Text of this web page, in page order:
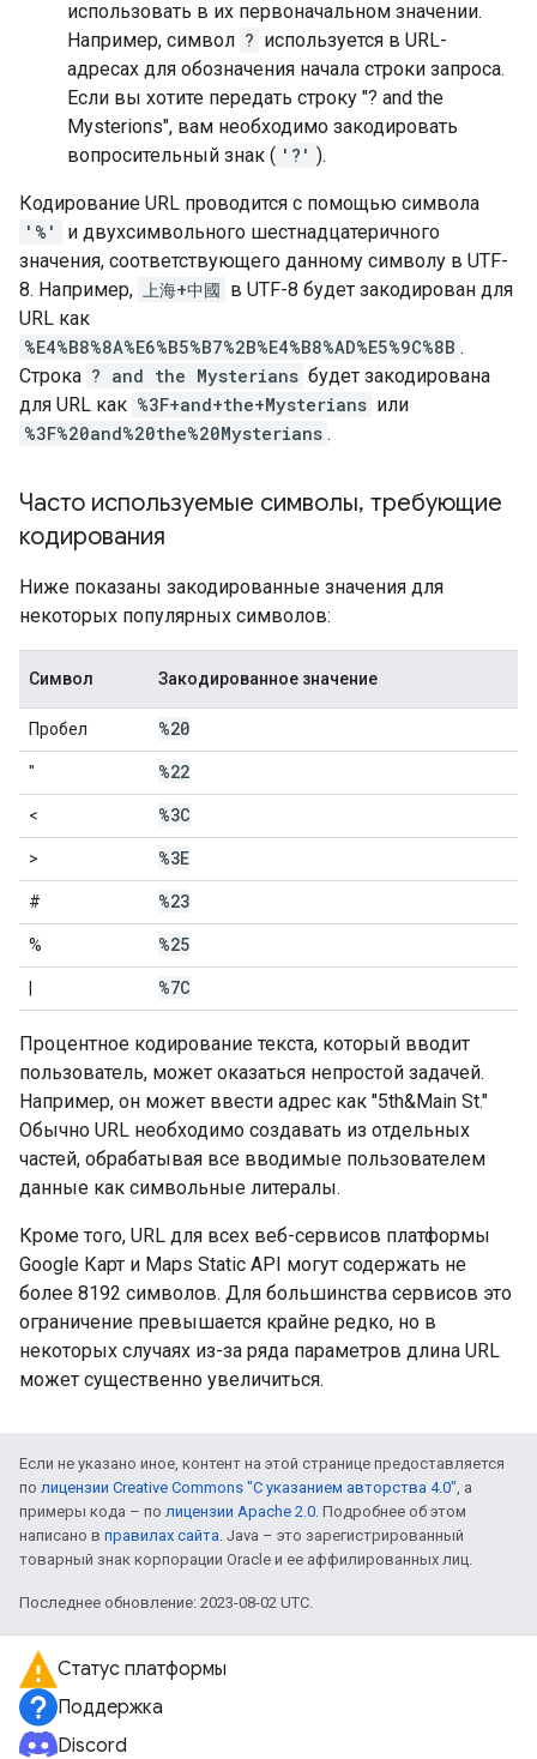
использовать в их первоначальном значении.
Например, символ ? используется в URL-
адресах для обозначения начала строки запроса.
Если вы хотите передать строку "? and the
Mysterions", вам необходимо закодировать
вопросительный знак ( '?' ).
Кодирование URL проводится с помощью символа
'%'
и двухсимвольного шестнадцатеричного
значения, соответствующего данному символу в UTF-
8. Например, 上海+中國 в UTF-8 будет закодирован для
URL как
%E4%B8%8A%E6%B5%B7%2B%E4%B8%AD%E5%9C%8B .
Строка ? and the Mysterians будет закодирована
для URL как %3F+and+the+Mysterians или
%3F%20and%20the%20Mysterians .
Часто используемые символы, требующие
кодирования
Ниже показаны закодированные значения для
некоторых популярных символов:
Символ Закодированное значение
Пробел %20
" %22
< %3C
> %3E
# %23
% %25
%7C
Процентное кодирование текста, который вводит
пользователь, может оказаться непростой задачей.
Например, он может ввести адрес как "5th&Main St."
Обычно URL необходимо создавать из отдельных
частей, обрабатывая все вводимые пользователем
данные как символьные литералы.
Кроме того, URL для всех веб-сервисов платформы
Google Карт и Maps Static API могут содержать не
более 8192 символов. Для большинства сервисов это
ограничение превышается крайне редко, но в
некоторых случаях из-за ряда параметров длина URL
может существенно увеличиться.
Если не указано иное, контент на этой странице предоставляется
по лицензии Creative Commons "С указанием авторства 4.0", а
примеры кода – по лицензии Apache 2.0. Подробнее об этом
написано в правилах сайта. Java – это зарегистрированный
товарный знак корпорации Oracle и ее аффилированных лиц.
Последнее обновление: 2023-08-02 UTC.
Статус платформы
Поддержка
Discord